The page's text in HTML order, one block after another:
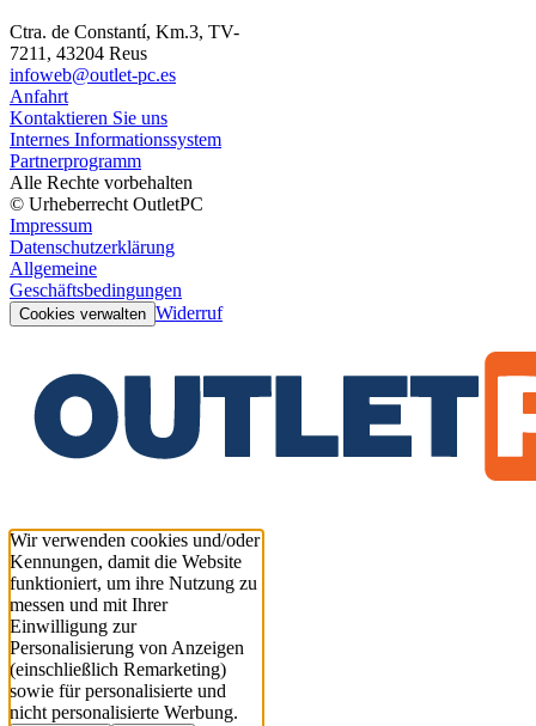
Ctra. de Constantí, Km.3, TV-
7211, 43204 Reus
infoweb@outlet-pc.es
Anfahrt
Kontaktieren Sie uns
Internes Informationssystem
Partnerprogramm
Alle Rechte vorbehalten
© Urheberrecht OutletPC
Impressum
Datenschutzerklärung
Allgemeine
Geschäftsbedingungen
Cookies verwalten Widerruf
Wir verwenden cookies und/oder
Kennungen, damit die Website
funktioniert, um ihre Nutzung zu
messen und mit Ihrer
Einwilligung zur
Personalisierung von Anzeigen
(einschließlich Remarketing)
sowie für personalisierte und
nicht personalisierte Werbung.